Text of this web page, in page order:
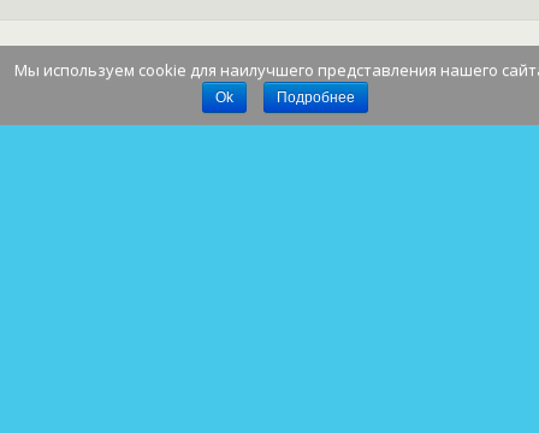
Мы используем cookie для наилучшего представления нашего
Ok Подробнее
Наверх